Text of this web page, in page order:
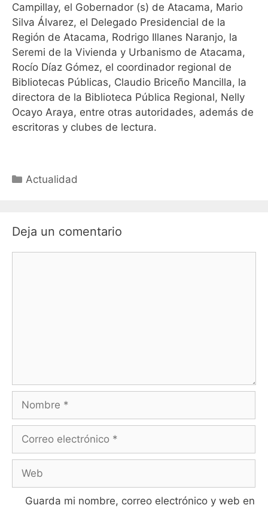
Campillay, el Gobernador (s) de Atacama, Mario
Silva Álvarez, el Delegado Presidencial de la
Región de Atacama, Rodrigo Illanes Naranjo, la
Seremi de la Vivienda y Urbanismo de Atacama,
Rocío Díaz Gómez, el coordinador regional de
Bibliotecas Públicas, Claudio Briceño Mancilla, la
directora de la Biblioteca Pública Regional, Nelly
Ocayo Araya, entre otras autoridades, además de
escritoras y clubes de lectura.
Actualidad
Deja un comentario
Guarda mi nombre, correo electrónico y web en